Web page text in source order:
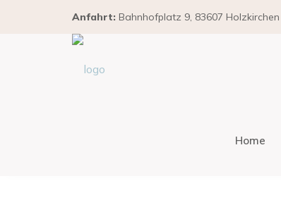
Anfahrt: Bahnhofplatz 9, 83607 Holzkirchen
Home